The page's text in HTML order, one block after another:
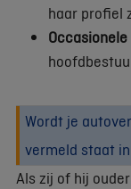
haar profiel
Wordt je
vermeld staat
Als zij of hij